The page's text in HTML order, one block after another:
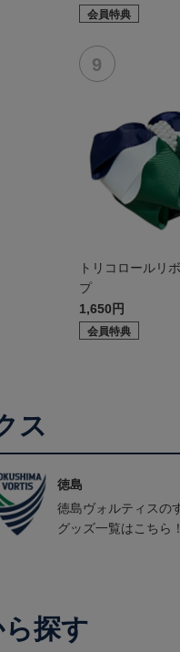
会員特典
トリコロールリ
プ
1,650円
会員特典
ス
徳島
徳島ヴォルティスの
グッズ一覧はこちら
探す